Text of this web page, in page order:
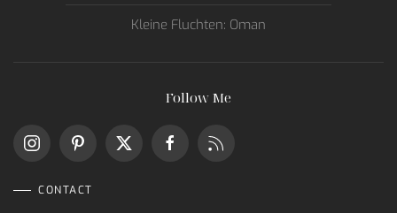
Kleine Fluchten: Oman
Follow Me
CONTACT